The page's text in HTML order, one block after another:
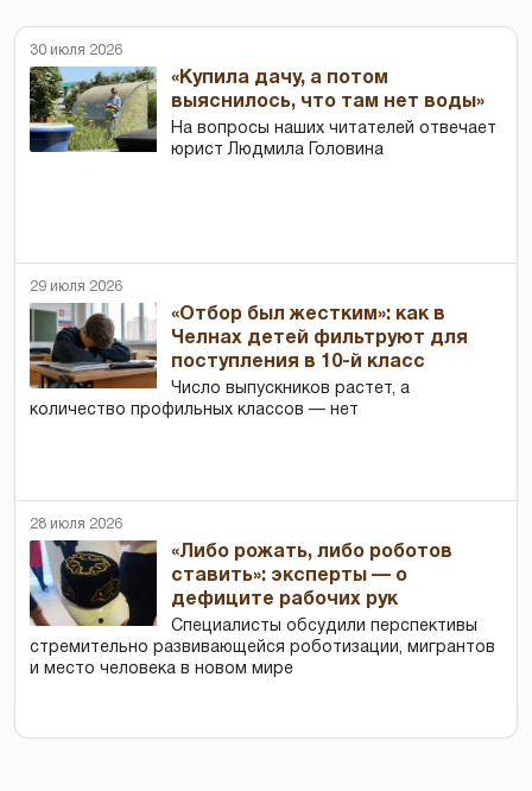
30 июля 2026
«Купила дачу, а потом
выяснилось, что там нет воды»
На вопросы наших читателей отвечает
юрист Людмила Головина
29 июля 2026
«Отбор был жестким»: как в
Челнах детей фильтруют для
поступления в 10-й класс
Число выпускников растет, а
количество профильных классов — нет
28 июля 2026
«Либо рожать, либо роботов
ставить»: эксперты — о
дефиците рабочих рук
Специалисты обсудили перспективы
стремительно развивающейся роботизации, мигрантов
и место человека в новом мире